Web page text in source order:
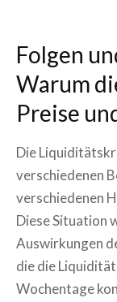
Folgen
Warum
Preise
Die
verschiedenen
verschiedenen
Diese Situation
Auswirkungen
die die
Wochentage